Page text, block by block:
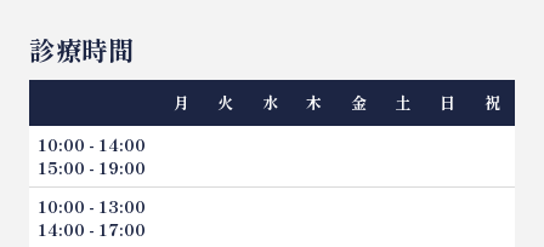
診療時間
月 火 水 木 金 土 日
祝
10:00 - 14:00
15:00 - 19:00
10:00 - 13:00
14:00 - 17:00
ホワイトニング
虫歯治療
歯周病
小児歯科（こどもの歯科）
矯正歯科のコラム
一般歯科のコラム
セラミックやり直し相談集